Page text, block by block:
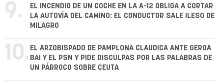
9.
EL INCENDIO DE UN COCHE EN LA A-12 OBLIGA A CORTAR
LA AUTOVÍA DEL CAMINO: EL CONDUCTOR SALE ILESO DE
MILAGRO
10. EL ARZOBISPADO DE PAMPLONA CLAUDICA ANTE GEROA
BAI Y EL PSN Y PIDE DISCULPAS POR LAS PALABRAS DE
UN PÁRROCO SOBRE CEUTA